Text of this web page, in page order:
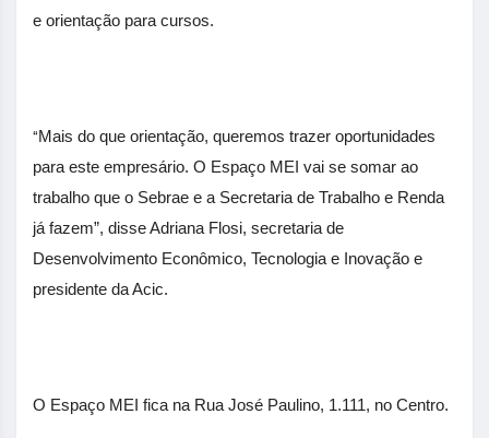
e orientação para cursos.
“Mais do que orientação, queremos trazer oportunidades
para este empresário. O Espaço MEI vai se somar ao
trabalho que o Sebrae e a Secretaria de Trabalho e Renda
já fazem”, disse Adriana Flosi, secretaria de
Desenvolvimento Econômico, Tecnologia e Inovação e
presidente da Acic.
O Espaço MEI fica na Rua José Paulino, 1.111, no Centro.